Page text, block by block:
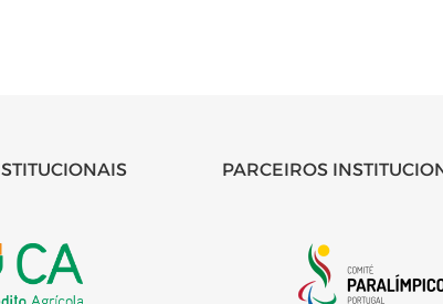
PARCEIROS